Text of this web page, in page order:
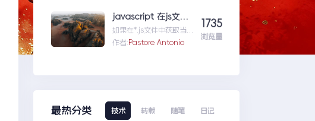
（把方法和变量名变成无
意义的声明如...vs2015自
带混淆工具DotFuscator
使用方法（超简单）
javascript 在js文件中获取路径
如果在*.js文件中获取当自
己当前的路径是很重要
作者:Pastore Antonio
1735
浏览量
最热分类 技术 转载 随笔 日记